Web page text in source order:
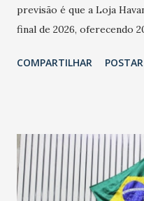
previsão é que a Loja
final de 2026, oferecendo
Havan Fortaleza ainda
COMPARTILHAR